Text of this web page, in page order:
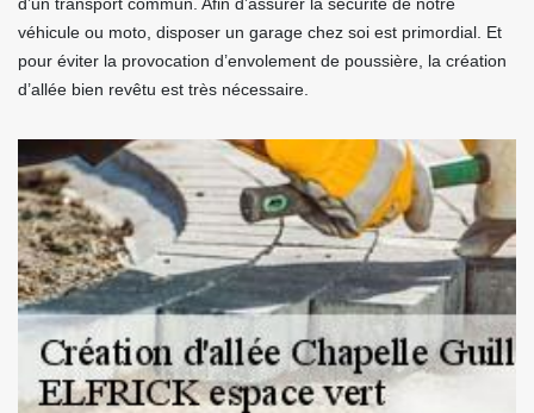
véhicule ou moto, disposer un garage chez soi est primordial. Et
pour éviter la provocation d’envolement de poussière, la création
d’allée bien revêtu est très nécessaire.